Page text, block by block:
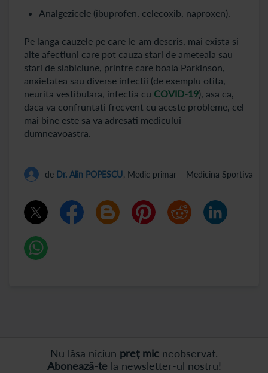
Analgezicele (ibuprofen, celecoxib, naproxen).
Pe langa cauzele pe care le-am descris, mai exista si
alte afectiuni care pot cauza stari de ameteala sau
stari de slabiciune, printre care boala Parkinson,
anxietatea sau diverse infectii (de exemplu otita,
neurita vestibulara, infectia cu COVID-19), asa ca,
daca va confruntati frecvent cu aceste probleme, cel
mai bine este sa va adresati medicului
dumneavoastra.
de Dr. Alin POPESCU, Medic primar – Medicina Sportiva
Nu lăsa niciun preț mic neobservat.
Abonează-tela newsletter-ul nostru!